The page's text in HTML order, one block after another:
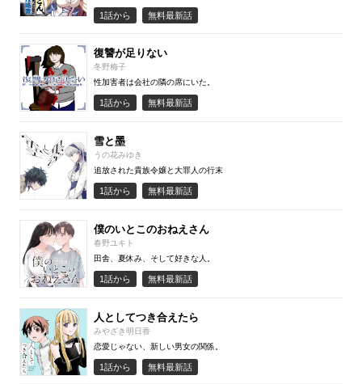
1話から 無料最新話
復讐が足りない
冬野梅子
性加害者は会社の隣の席にいた。
1話から 無料最新話
雪と墨
うの花みゆき
追放された貴族令嬢と大罪人の行末
1話から 無料最新話
僕のいとこのおねえさん
春野ユキト
田舎、夏休み、そして好きな人。
1話から 無料最新話
人としてつき合えたら
みやざき明日香
恋愛じゃない、新しい男女の関係。
1話から 無料最新話